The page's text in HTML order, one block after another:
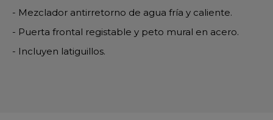
- Mezclador antirretorno de agua fría y caliente.
- Puerta frontal registable y peto mural en acero.
- Incluyen latiguillos.